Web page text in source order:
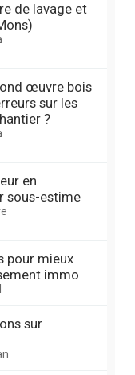
de lavage et
œuvre bois
sur les
?
en
sous-estime
pour mieux
immo
sur